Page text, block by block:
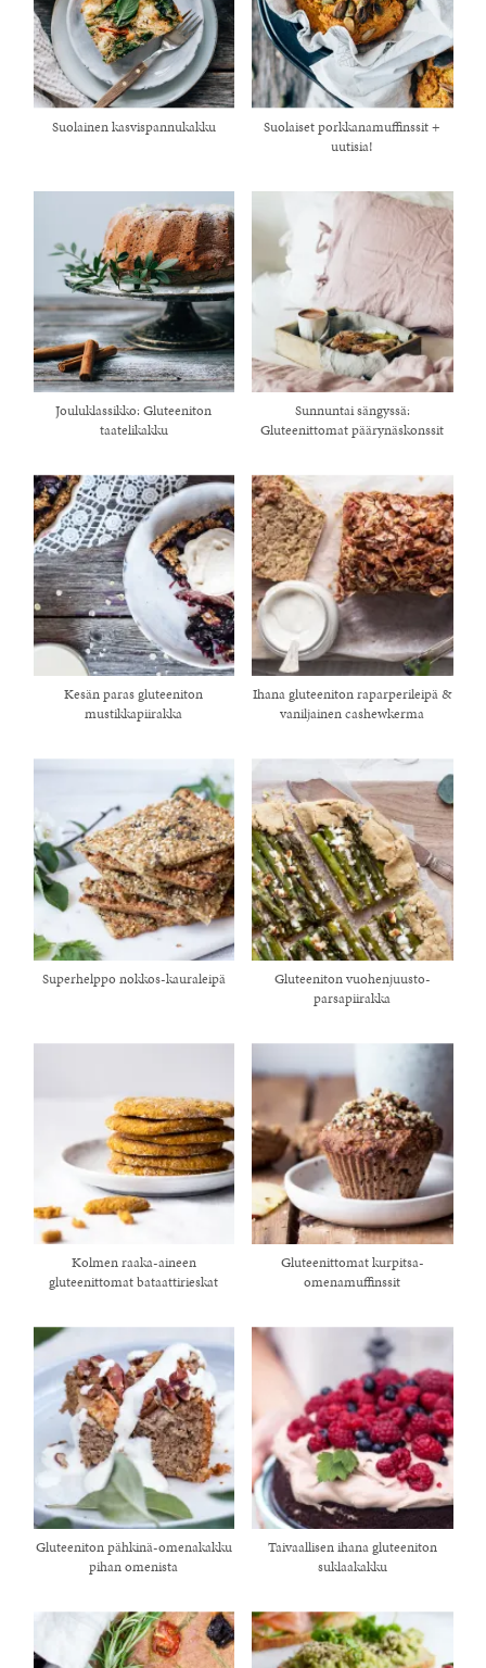
Suolainen kasvispannukakku
Suolaiset porkkanamuffinssit +
uutisia!
Jouluklassikko: Gluteeniton
taatelikakku
Sunnuntai sängyssä:
Gluteenittomat päärynäskonssit
Kesän paras gluteeniton
mustikkapiirakka
Ihana gluteeniton raparperileipä &
vaniljainen cashewkerma
Superhelppo nokkos-kauraleipä
Gluteeniton vuohenjuusto-
parsapiirakka
Kolmen raaka-aineen
gluteenittomat bataattirieskat
Gluteenittomat kurpitsa-
omenamuffinssit
Gluteeniton pähkinä-omenakakku
pihan omenista
Taivaallisen ihana gluteeniton
suklaakakku